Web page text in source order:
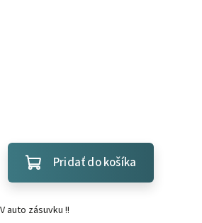
Pridať do košíka
auto zásuvku !!